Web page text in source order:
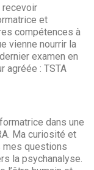
recevoir
et
compétences à
vienne nourrir la
examen en
agréée : TSTA
dans une
Ma curiosité et
mes questions
la psychanalyse.